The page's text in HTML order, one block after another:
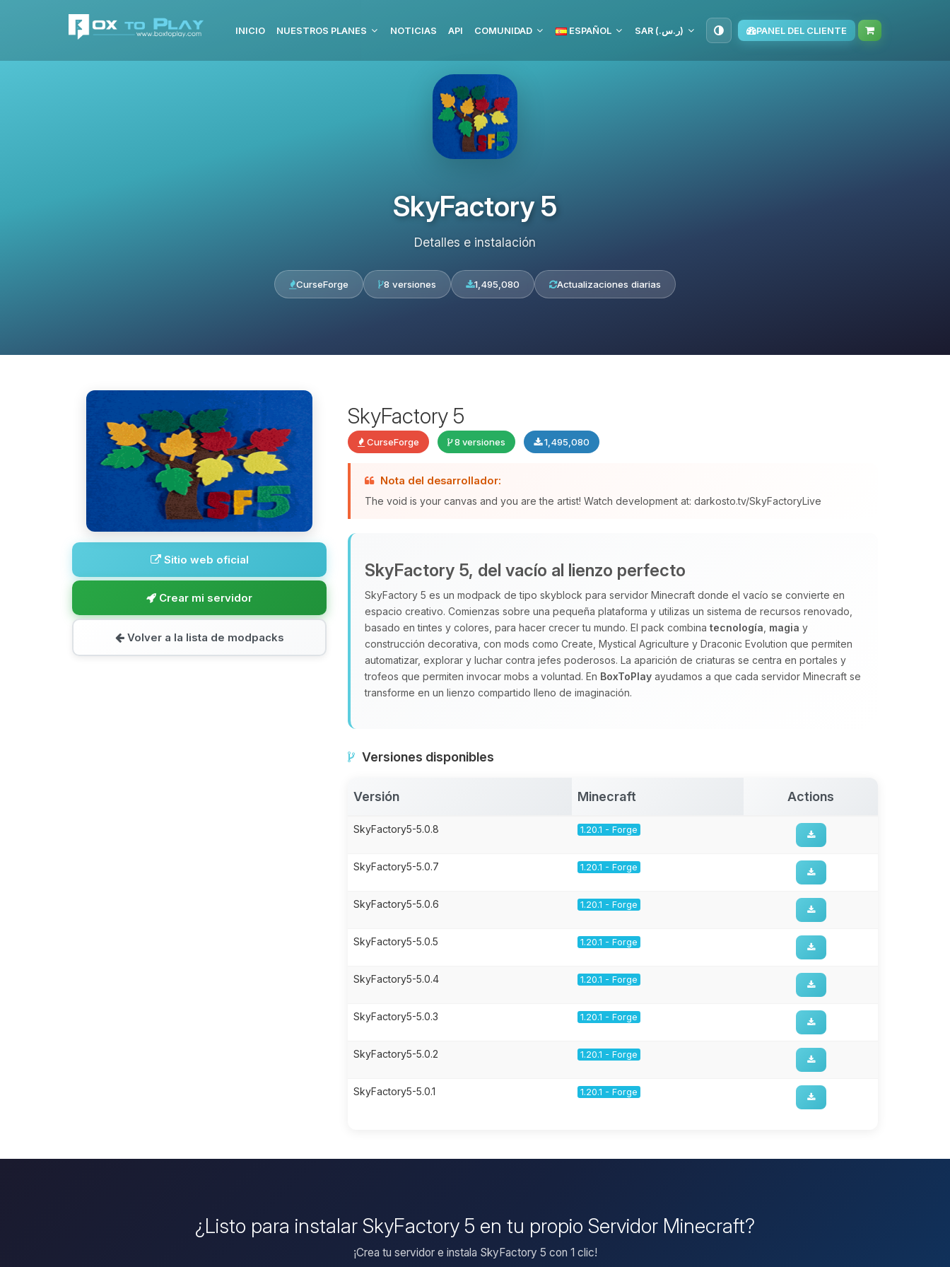
INICIO NUESTROS PLANES NOTICIAS API COMUNIDAD ESPAÑOL SAR (ر.س.‏) PANEL DEL CLIENTE
SkyFactory 5
Detalles e instalación
CurseForge 8 versiones 1,495,080 Actualizaciones diarias
Sitio web oficial
Crear mi servidor
Volver a la lista de modpacks
SkyFactory 5
CurseForge 8 versiones 1,495,080
Nota del desarrollador:
The void is your canvas and you are the artist! Watch development at: darkosto.tv/SkyFactoryLive
SkyFactory 5, del vacío al lienzo perfecto
SkyFactory 5 es un modpack de tipo skyblock para servidor Minecraft donde el vacío se convierte en
espacio creativo. Comienzas sobre una pequeña plataforma y utilizas un sistema de recursos renovado,
basado en tintes y colores, para hacer crecer tu mundo. El pack combina tecnología magia y
construcción decorativa, con mods como Create, Mystical Agriculture y Draconic Evolution que permiten
automatizar, explorar y luchar contra jefes poderosos. La aparición de criaturas se centra en portales y
trofeos que permiten invocar mobs a voluntad. En BoxToPlay ayudamos a que cada servidor Minecraft se
transforme en un lienzo compartido lleno de imaginación.
Versiones disponibles
Versión Minecraft Actions
SkyFactory5-5.0.8 1.20.1 - Forge
SkyFactory5-5.0.7 1.20.1 - Forge
SkyFactory5-5.0.6 1.20.1 - Forge
SkyFactory5-5.0.5 1.20.1 - Forge
SkyFactory5-5.0.4 1.20.1 - Forge
SkyFactory5-5.0.3 1.20.1 - Forge
SkyFactory5-5.0.2 1.20.1 - Forge
SkyFactory5-5.0.1 1.20.1 - Forge
¿Listo para instalar SkyFactory 5 en tu propio Servidor Minecraft?
¡Crea tu servidor e instala SkyFactory 5 con 1 clic!